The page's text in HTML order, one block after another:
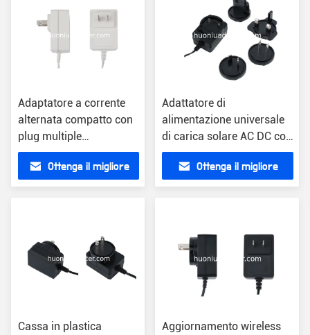
Adaptatore a corrente
alternata compatto con
plug multiple
compatibile
Ottenga il migliore
Adattatore di
alimentazione universale
di carica solare AC DC con
spina USA 0.2 libbre
Ottenga il migliore
Cassa in plastica
Aggiornamento wireless